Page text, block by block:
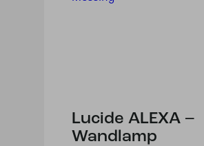
Lucide ALEXA –
Wandlamp